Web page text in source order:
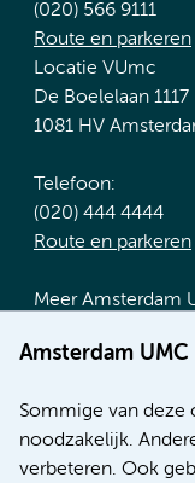
Amsterdam
Sommige van
noodzakelijk.
verbeteren. Ook
(020) 566 9111
Route en parkeren
Locatie VUmc
De Boelelaan 1117
1081 HV
Telefoon:
(020) 444 4444
Route en parkeren
Meer Amsterdam
Werken bij
Nieuws
Research
Educatie locatie